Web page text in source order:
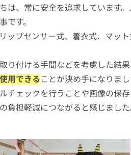
は、常に安全を追求しています
です。
ップセンサー式、着衣式、マッ
り付ける手間などを考慮した結果
用できることが決め手になりまし
チェックを行うことや画像の保
負担軽減につながると感じました